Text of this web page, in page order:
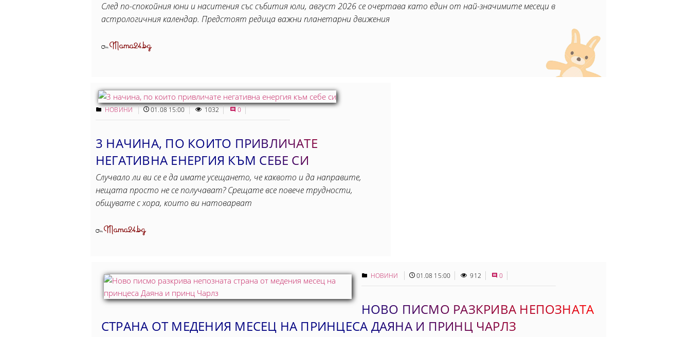
След по-спокойния юни и наситения със събития юли, август 2026 се очертава като един от най-значимите месеци в
астрологичния календар. Предстоят редица важни планетарни движения
ОтMama24.bg
НОВИНИ 01.08 15:00 1032 0
3 НАЧИНА, ПО КОИТО ПРИВЛИЧАТЕ
НЕГАТИВНА ЕНЕРГИЯ КЪМ СЕБЕ СИ
Случвало ли ви се е да имате усещането, че каквото и да направите,
нещата просто не се получават? Срещате все повече трудности,
общувате с хора, които ви натоварват
ОтMama24.bg
НОВИНИ 01.08 15:00 912 0
НОВО ПИСМО РАЗКРИВА НЕПОЗНАТА
СТРАНА ОТ МЕДЕНИЯ МЕСЕЦ НА ПРИНЦЕСА ДАЯНА И ПРИНЦ ЧАРЛЗ